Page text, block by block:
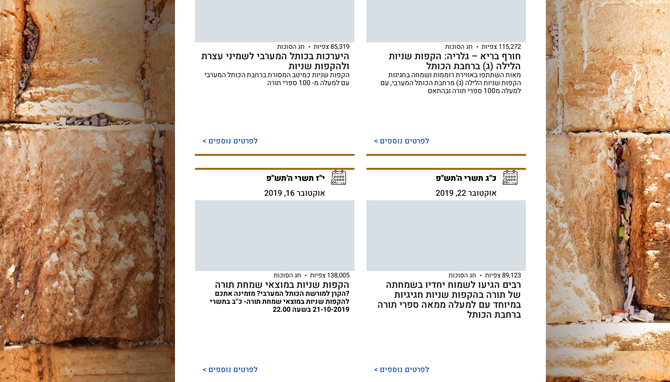
115,272 צפיות חג הסוכות
חורף בריא – גלריה: הקפות שניות
הלילה (ג) ברחבת הכותל
מאות השתתפו באווירת רוממות ושמחה בחגיגות
הקפות שניות הלילה (ג) מרחבת הכותל המערבי, עם
למעלה מ100 ספרי תורה ובהתאם
לפרטים נוספים >
85,319 צפיות חג הסוכות
היערכות בכותל המערבי לשמיני עצרת
ולהקפות שניות
הקפות שניות כמיטב המסורת ברחבת הכותל המערבי
עם למעלה מ- 100 ספרי תורה
לפרטים נוספים >
כ"ג תשרי ה'תש"פ
אוקטובר 22, 2019
89,123 צפיות חג הסוכות
רבים הגיעו לשמוח יחדיו בשמחתה
של תורה בהקפות שניות חגיגיות
במיוחד עם למעלה ממאה ספרי תורה
ברחבת הכותל
לפרטים נוספים >
י"ז תשרי ה'תש"פ
אוקטובר 16, 2019
138,005 צפיות חג הסוכות
הקפות שניות במוצאי שמחת תורה
?הקרן למורשת הכותל המערבי? מזמינה אתכם
להקפות שניות במוצאי שמחת תורה- כ"ב בתשרי
21-10-2019 בשעה 22.00
לפרטים נוספים >